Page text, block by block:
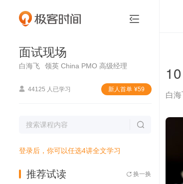

面试现场
白海飞 领英 China PMO 高级经理
 44125 人已学习 新⼈⾸单 ¥59

登录后，你可以任选4讲全文学习
推荐试读  换一换
 面试现场
白